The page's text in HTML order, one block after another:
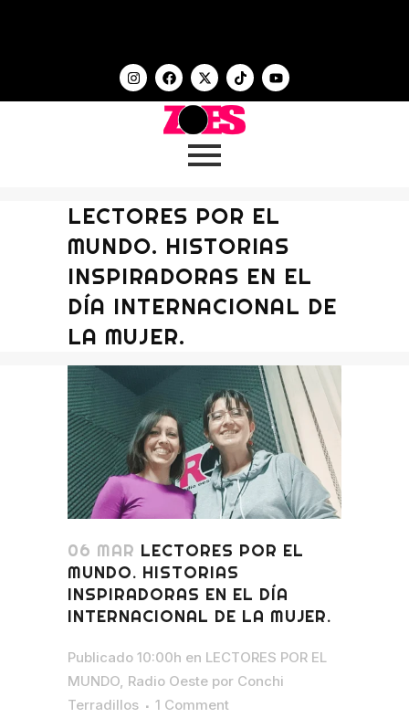
LECTORES POR EL
MUNDO. HISTORIAS
INSPIRADORAS EN EL
DÍA INTERNACIONAL DE
LA MUJER.
06 MAR LECTORES POR EL
MUNDO. HISTORIAS
INSPIRADORAS EN EL DÍA
INTERNACIONAL DE LA MUJER.
Publicado 10:00h en LECTORES POR EL
MUNDO, Radio Oeste por Conchi
Terradillos
1 Comment